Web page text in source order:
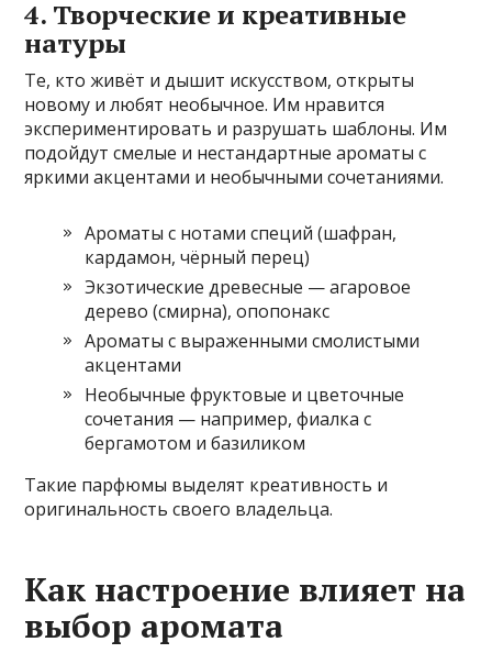
4. Творческие и креативные
натуры
Те, кто живёт и дышит искусством, открыты
новому и любят необычное. Им нравится
экспериментировать и разрушать шаблоны. Им
подойдут смелые и нестандартные ароматы с
яркими акцентами и необычными сочетаниями.
Ароматы с нотами специй (шафран,
кардамон, чёрный перец)
Экзотические древесные — агаровое
дерево (смирна), опопонакс
Ароматы с выраженными смолистыми
акцентами
Необычные фруктовые и цветочные
сочетания — например, фиалка с
бергамотом и базиликом
Такие парфюмы выделят креативность и
оригинальность своего владельца.
Как настроение влияет на
выбор аромата